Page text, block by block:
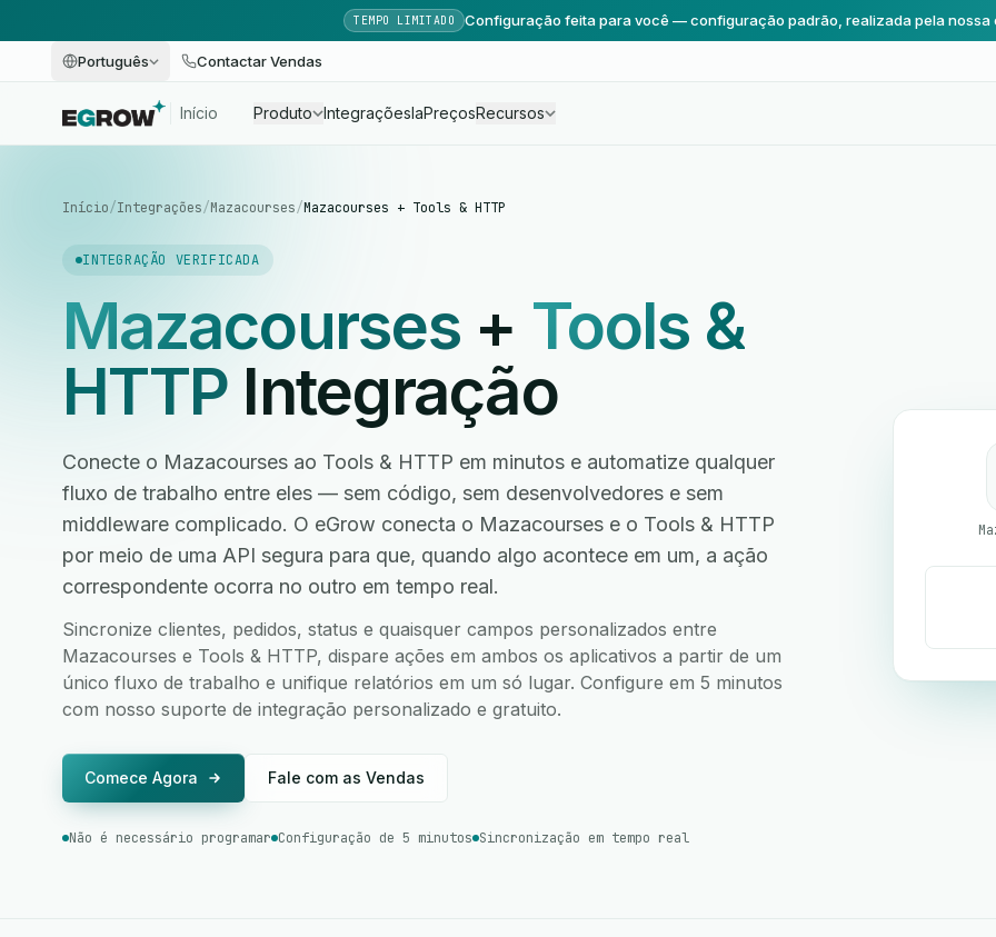
TEMPO LIMITADO Configuração feita para você — configuração padrão, realizada pela nossa
Português Contactar Vendas
Início Produto IntegraçõesIaPreçosRecursos
Início/Integrações/Mazacourses/Mazacourses + Tools & HTTP
INTEGRAÇÃO VERIFICADA
Mazacourses+ Tools &
HTTP Integração
Conecte o Mazacourses ao Tools & HTTP em minutos e automatize qualquer
fluxo de trabalho entre eles — sem código, sem desenvolvedores e sem
middleware complicado. O eGrow conecta o Mazacourses e o Tools & HTTP
por meio de uma API segura para que, quando algo acontece em um, a ação
correspondente ocorra no outro em tempo real.
Sincronize clientes, pedidos, status e quaisquer campos personalizados entre
Mazacourses e Tools & HTTP, dispare ações em ambos os aplicativos a partir de um
único fluxo de trabalho e unifique relatórios em um só lugar. Configure em 5 minutos
com nosso suporte de integração personalizado e gratuito.
Comece Agora Fale com as Vendas
Não é necessário programar Configuração de 5 minutos Sincronização em tempo real